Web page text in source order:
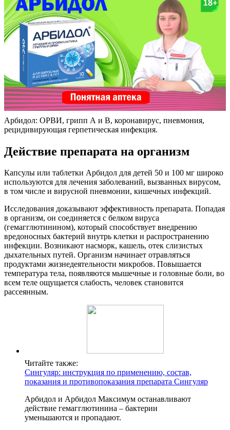
Арбидол: ОРВИ, грипп А и В, коронавирус, пневмония,
рецидивирующая герпетическая инфекция.
Действие препарата на организм
Капсулы или таблетки Арбидол для детей 50 и 100 мг широко
используются для лечения заболеваний, вызванных вирусом,
в том числе и вирусной пневмонии, кишечных инфекций.
Исследования доказывают эффективность препарата. Попадая
в организм, он соединяется с белком вируса
(гемагглютинином), который способствует внедрению
вредоносных бактерий внутрь клетки и распространению
инфекции. Возникают насморк, кашель, отек слизистых
дыхательных путей. Организм начинает отравляться
продуктами жизнедеятельности микробов. Повышается
температура тела, появляются мышечные и головные боли, во
всем теле ощущается слабость, человек становится
рассеянным.
Читайте также:
Сингуляр: инструкция по применению, состав,
показания и противопоказания препарата Сингуляр
Арбидол и Арбидол Максимум останавливают
действие гемагглютинина – бактерии
уменьшаются и пропадают.